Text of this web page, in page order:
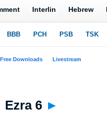
Ezra 6 ►